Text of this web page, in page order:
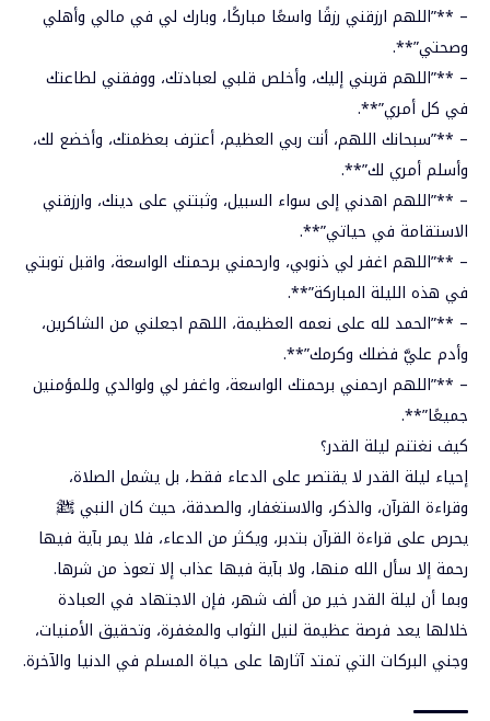
– **”اللهم ارزقني رزقًا واسعًا مباركًا، وبارك لي في مالي وأهلي
وصحتي”**.
– **”اللهم قربني إليك، وأخلص قلبي لعبادتك، ووفقني لطاعتك
في كل أمري”**.
– **”سبحانك اللهم، أنت ربي العظيم، أعترف بعظمتك، وأخضع لك،
وأسلم أمري لك”**.
– **”اللهم اهدني إلى سواء السبيل، وثبتني على دينك، وارزقني
الاستقامة في حياتي”**.
– **”اللهم اغفر لي ذنوبي، وارحمني برحمتك الواسعة، واقبل توبتي
في هذه الليلة المباركة”**.
– **”الحمد لله على نعمه العظيمة، اللهم اجعلني من الشاكرين،
وأدم عليَّ فضلك وكرمك”**.
– **”اللهم ارحمني برحمتك الواسعة، واغفر لي ولوالدي وللمؤمنين
جميعًا”**.
كيف نغتنم ليلة القدر؟
إحياء ليلة القدر لا يقتصر على الدعاء فقط، بل يشمل الصلاة،
وقراءة القرآن، والذكر، والاستغفار، والصدقة، حيث كان النبي ﷺ
يحرص على قراءة القرآن بتدبر، ويكثر من الدعاء، فلا يمر بآية فيها
رحمة إلا سأل الله منها، ولا بآية فيها عذاب إلا تعوذ من شرها.
وبما أن ليلة القدر خير من ألف شهر، فإن الاجتهاد في العبادة
خلالها يعد فرصة عظيمة لنيل الثواب والمغفرة، وتحقيق الأمنيات،
وجني البركات التي تمتد آثارها على حياة المسلم في الدنيا والآخرة.